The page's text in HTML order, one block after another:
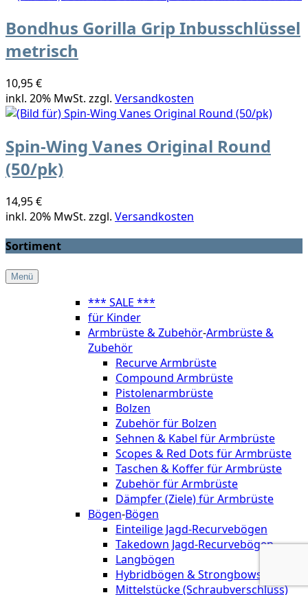
Bondhus Gorilla Grip Inbusschlüssel
metrisch
10,95 €
inkl. 20% MwSt. zzgl. Versandkosten
Spin-Wing Vanes Original Round
(50/pk)
14,95 €
inkl. 20% MwSt. zzgl. Versandkosten
Sortiment
Menü
*** SALE ***
für Kinder
Armbrüste & Zubehör-Armbrüste &
Zubehör
Recurve Armbrüste
Compound Armbrüste
Pistolenarmbrüste
Bolzen
Zubehör für Bolzen
Sehnen & Kabel für Armbrüste
Scopes & Red Dots für Armbrüste
Taschen & Koffer für Armbrüste
Zubehör für Armbrüste
Dämpfer (Ziele) für Armbrüste
Bögen-Bögen
Einteilige Jagd-Recurvebögen
Takedown Jagd-Recurvebögen
Langbögen
Hybridbögen & Strongbows
Mittelstücke (Schraubverschluss)